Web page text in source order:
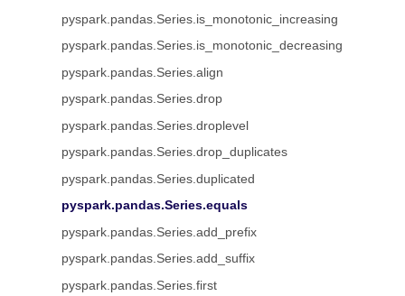
pyspark.pandas.Series.is_monotonic_increasing
pyspark.pandas.Series.is_monotonic_decreasing
pyspark.pandas.Series.align
pyspark.pandas.Series.drop
pyspark.pandas.Series.droplevel
pyspark.pandas.Series.drop_duplicates
pyspark.pandas.Series.duplicated
pyspark.pandas.Series.equals
pyspark.pandas.Series.add_prefix
pyspark.pandas.Series.add_suffix
pyspark.pandas.Series.first